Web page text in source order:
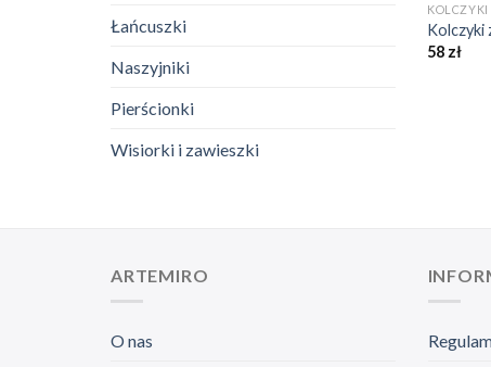
Łańcuszki
Naszyjniki
Pierścionki
Wisiorki i zawieszki
KOLCZYKI
Kolczyki
58 zł
ARTEMIRO
O nas